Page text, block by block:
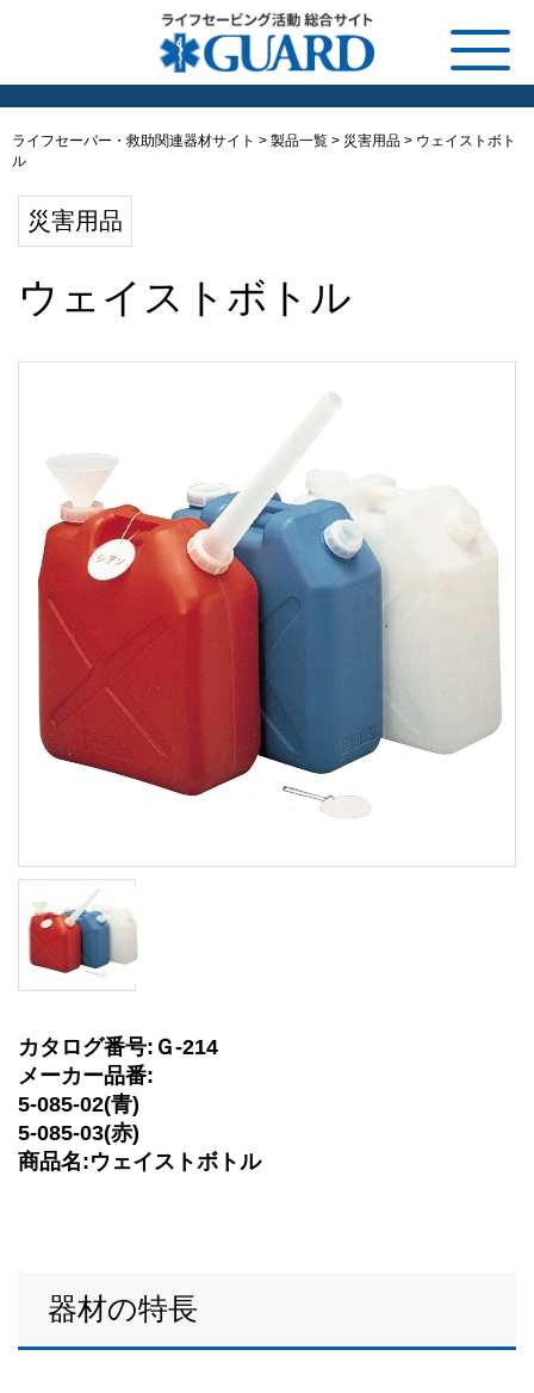
ライフセーバー・救助関連器材サイト > 製品一覧 > 災害用品 > ウェイストボト
ル
災害用品
ウェイストボトル
カタログ番号:Ｇ-214
メーカー品番:
5-085-02(青)
5-085-03(赤)
商品名:ウェイストボトル
器材の特長